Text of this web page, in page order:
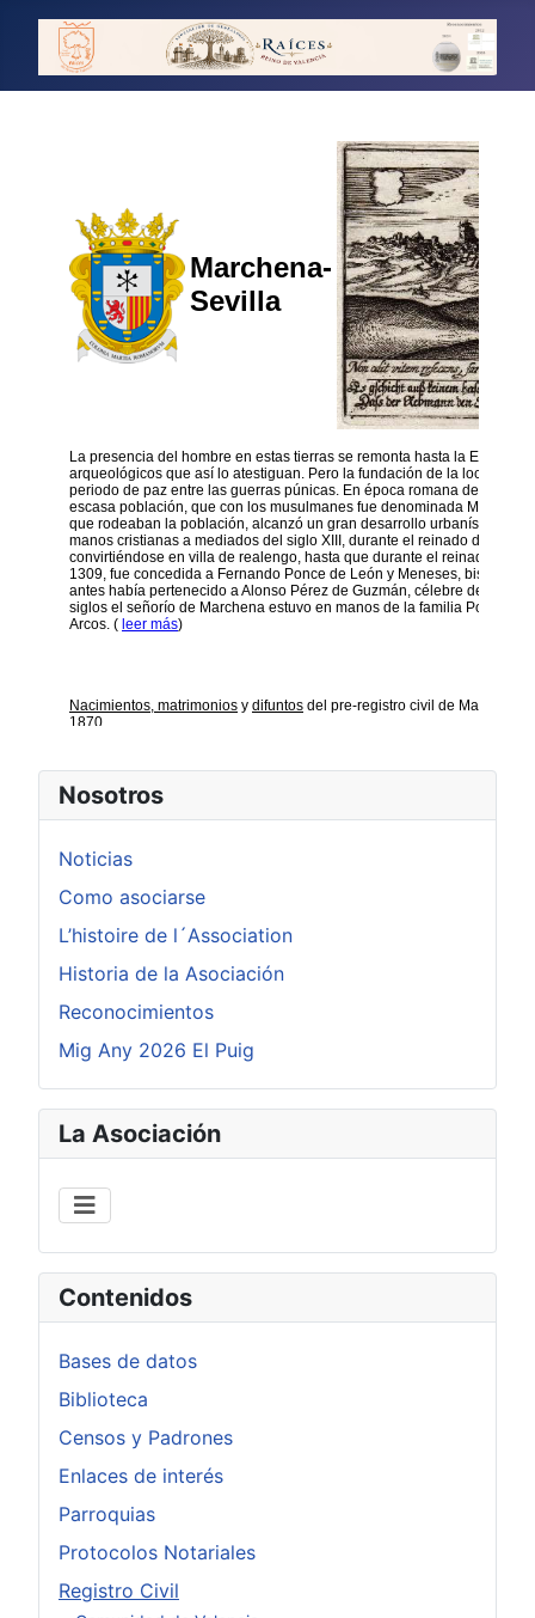
Nosotros
Noticias
Como asociarse
L’histoire de l´Association
Historia de la Asociación
Reconocimientos
Mig Any 2026 El Puig
La Asociación
Contenidos
Bases de datos
Biblioteca
Censos y Padrones
Enlaces de interés
Parroquias
Protocolos Notariales
Registro Civil